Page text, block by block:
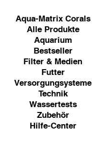
Aqua-Matrix Corals
Alle Produkte
Aquarium
Bestseller
Filter & Medien
Futter
Versorgungsysteme
Technik
Wassertests
Zubehör
Hilfe-Center